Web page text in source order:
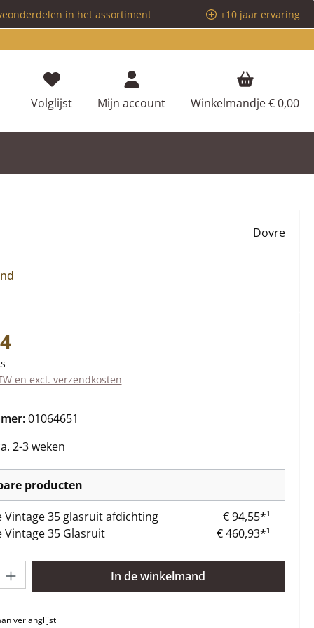
in het assortiment
+10 jaar ervaring
VolglijstJe hebt 0 items op je verlanglijstje
Mijn account Winkelmandje€ 0,00
Dovre
en excl. verzendkosten
01064651
2-3 weken
producten
Vintage 35 glasruit afdichting
€ 94,55*¹
Vintage 35 Glasruit
€ 460,93*¹
Voer de gewenste hoeveelheid in of gebruik de knoppen
In de winkelmand
verlanglijst